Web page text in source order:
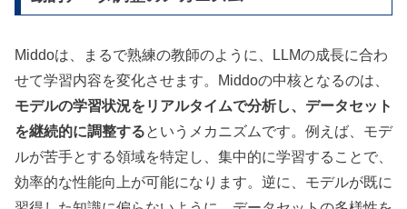
Middoは、まるで熟練の教師のように、LLMの成長に合わ
せて学習内容を変化させます。Middoの中核となるのは、
モデルの学習状況をリアルタイムで分析し、データセット
を継続的に調整するというメカニズムです。例えば、モデ
ルが苦手とする領域を特定し、集中的に学習することで、
効率的な性能向上が可能になります。逆に、モデルが既に